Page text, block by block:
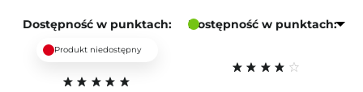
Dostępność w punktach:
Produkt niedostępny
Dostępność w punktach: